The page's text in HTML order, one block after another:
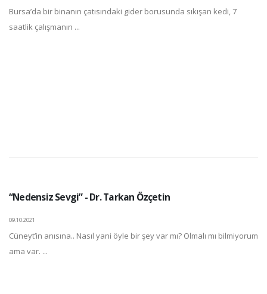
Bursa’da bir binanın çatısındaki gider borusunda sıkışan kedi, 7
saatlik çalışmanın ...
“Nedensiz Sevgi” - Dr. Tarkan Özçetin
09.10.2021
Cüneyt’in anısına.. Nasıl yani öyle bir şey var mı? Olmalı mı bilmiyorum
ama var. ...